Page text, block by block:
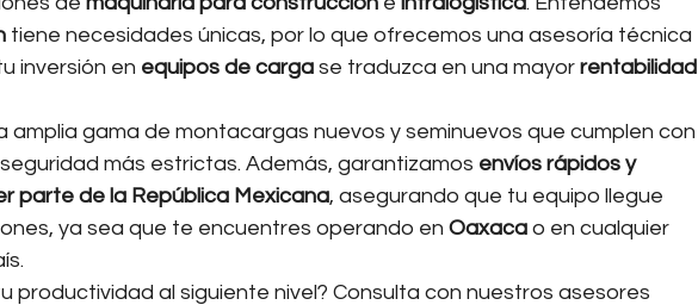
tiene necesidades únicas, por lo que ofrecemos una asesoría técnica
inversión en equipos de carga se traduzca en una mayor rentabilidad
amplia gama de montacargas nuevos y seminuevos que cumplen con
más estrictas. Además, garantizamos envíos rápidos y
parte de la República Mexicana, asegurando que tu equipo llegue
ya sea que te encuentres operando en Oaxaca o en cualquier
productividad al siguiente nivel? Consulta con nuestros asesores